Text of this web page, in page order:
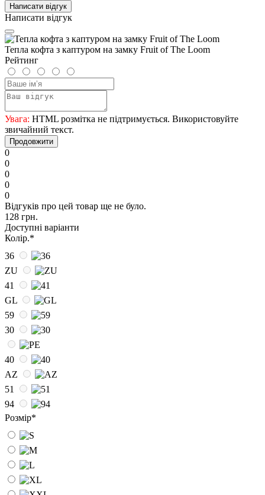
Написати відгук
Написати відгук
Тепла кофта з каптуром на замку Fruit of The Loom
Рейтинг
Увага: HTML розмітка не підтримується. Використовуйте
звичайний текст.
Продовжити
0
0
0
0
0
Відгуків про цей товар ще не було.
128 грн.
Доступні варіанти
Колір.*
36
ZU
41
GL
59
30
40
AZ
51
94
Розмір*